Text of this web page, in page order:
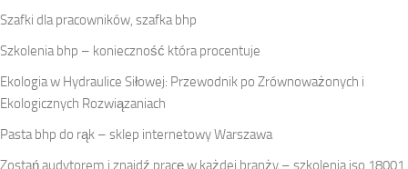
Szafki dla pracowników, szafka bhp
Szkolenia bhp – konieczność która procentuje
Ekologia w Hydraulice Siłowej: Przewodnik po Zrównoważonych i
Ekologicznych Rozwiązaniach
Pasta bhp do rąk – sklep internetowy Warszawa
Zostań audytorem i znajdź pracę w każdej branży – szkolenia iso 18001,